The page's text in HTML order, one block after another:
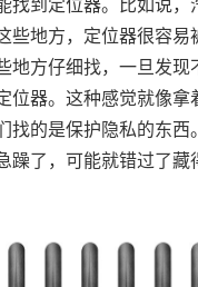
找到定位器。比如说，
些地方，定位器很容易
地方仔细找，一旦发现
位器。这种感觉就像拿
找的是保护隐私的东西
躁了，可能就错过了藏